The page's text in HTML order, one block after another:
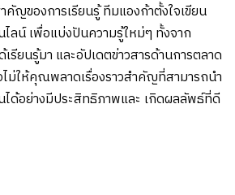
ญของการเรียนรู้ ทีมแองก้าตั้งใจเขียน
ลน์ เพื่อแบ่งปันความรู้ใหม่ๆ ทั้งจาก
รียนรู้มา และอัปเดตข่าวสารด้านการตลาด
ม่ให้คุณพลาดเรื่องราวสำคัญที่สามารถนำ
ได้อย่างมีประสิทธิภาพและ เกิดผลลัพธ์ที่ดี